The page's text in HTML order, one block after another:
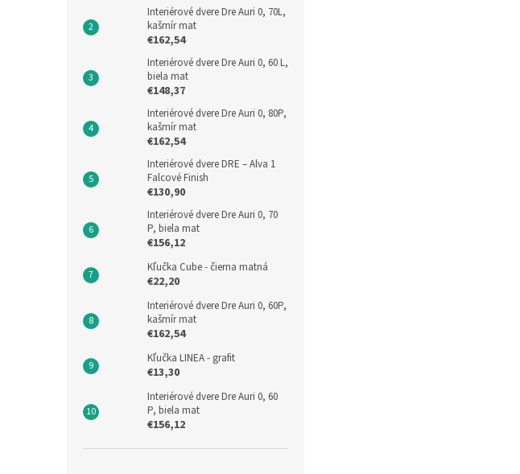
Interiérové dvere Dre Auri 0, 70L,
kašmír mat
€162,54
Interiérové dvere Dre Auri 0, 60 L,
biela mat
€148,37
Interiérové dvere Dre Auri 0, 80P,
kašmír mat
€162,54
Interiérové dvere DRE – Alva 1
Falcové Finish
€130,90
Interiérové dvere Dre Auri 0, 70
P, biela mat
€156,12
Kľučka Cube - čierna matná
€22,20
Interiérové dvere Dre Auri 0, 60P,
kašmír mat
€162,54
Kľučka LINEA - grafit
€13,30
Interiérové dvere Dre Auri 0, 60
P, biela mat
€156,12